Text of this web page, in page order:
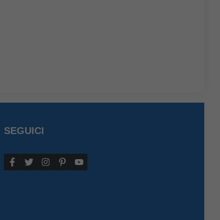
SEGUICI